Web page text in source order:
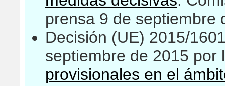
prensa 9 de septiembre
Decisión (UE) 2015/
septiembre de 2015
provisionales en el